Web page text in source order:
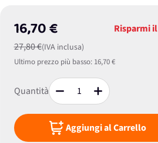
16,70 €
27,80 €(IVA inclusa)
Risparmi il
Ultimo prezzo più basso: 16,70 €
Quantità
Aggiungi al Carrello